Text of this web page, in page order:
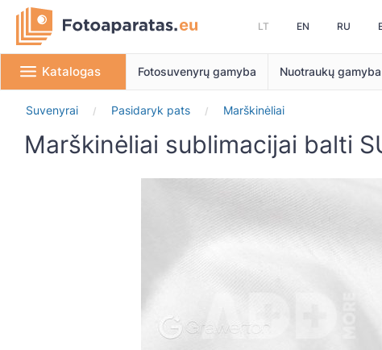
LT EN RU
Katalogas Fotosuvenyrų gamyba Nuotraukų gamyba
Suvenyrai / Pasidaryk pats / Marškinėliai
Marškinėliai sublimacijai balti